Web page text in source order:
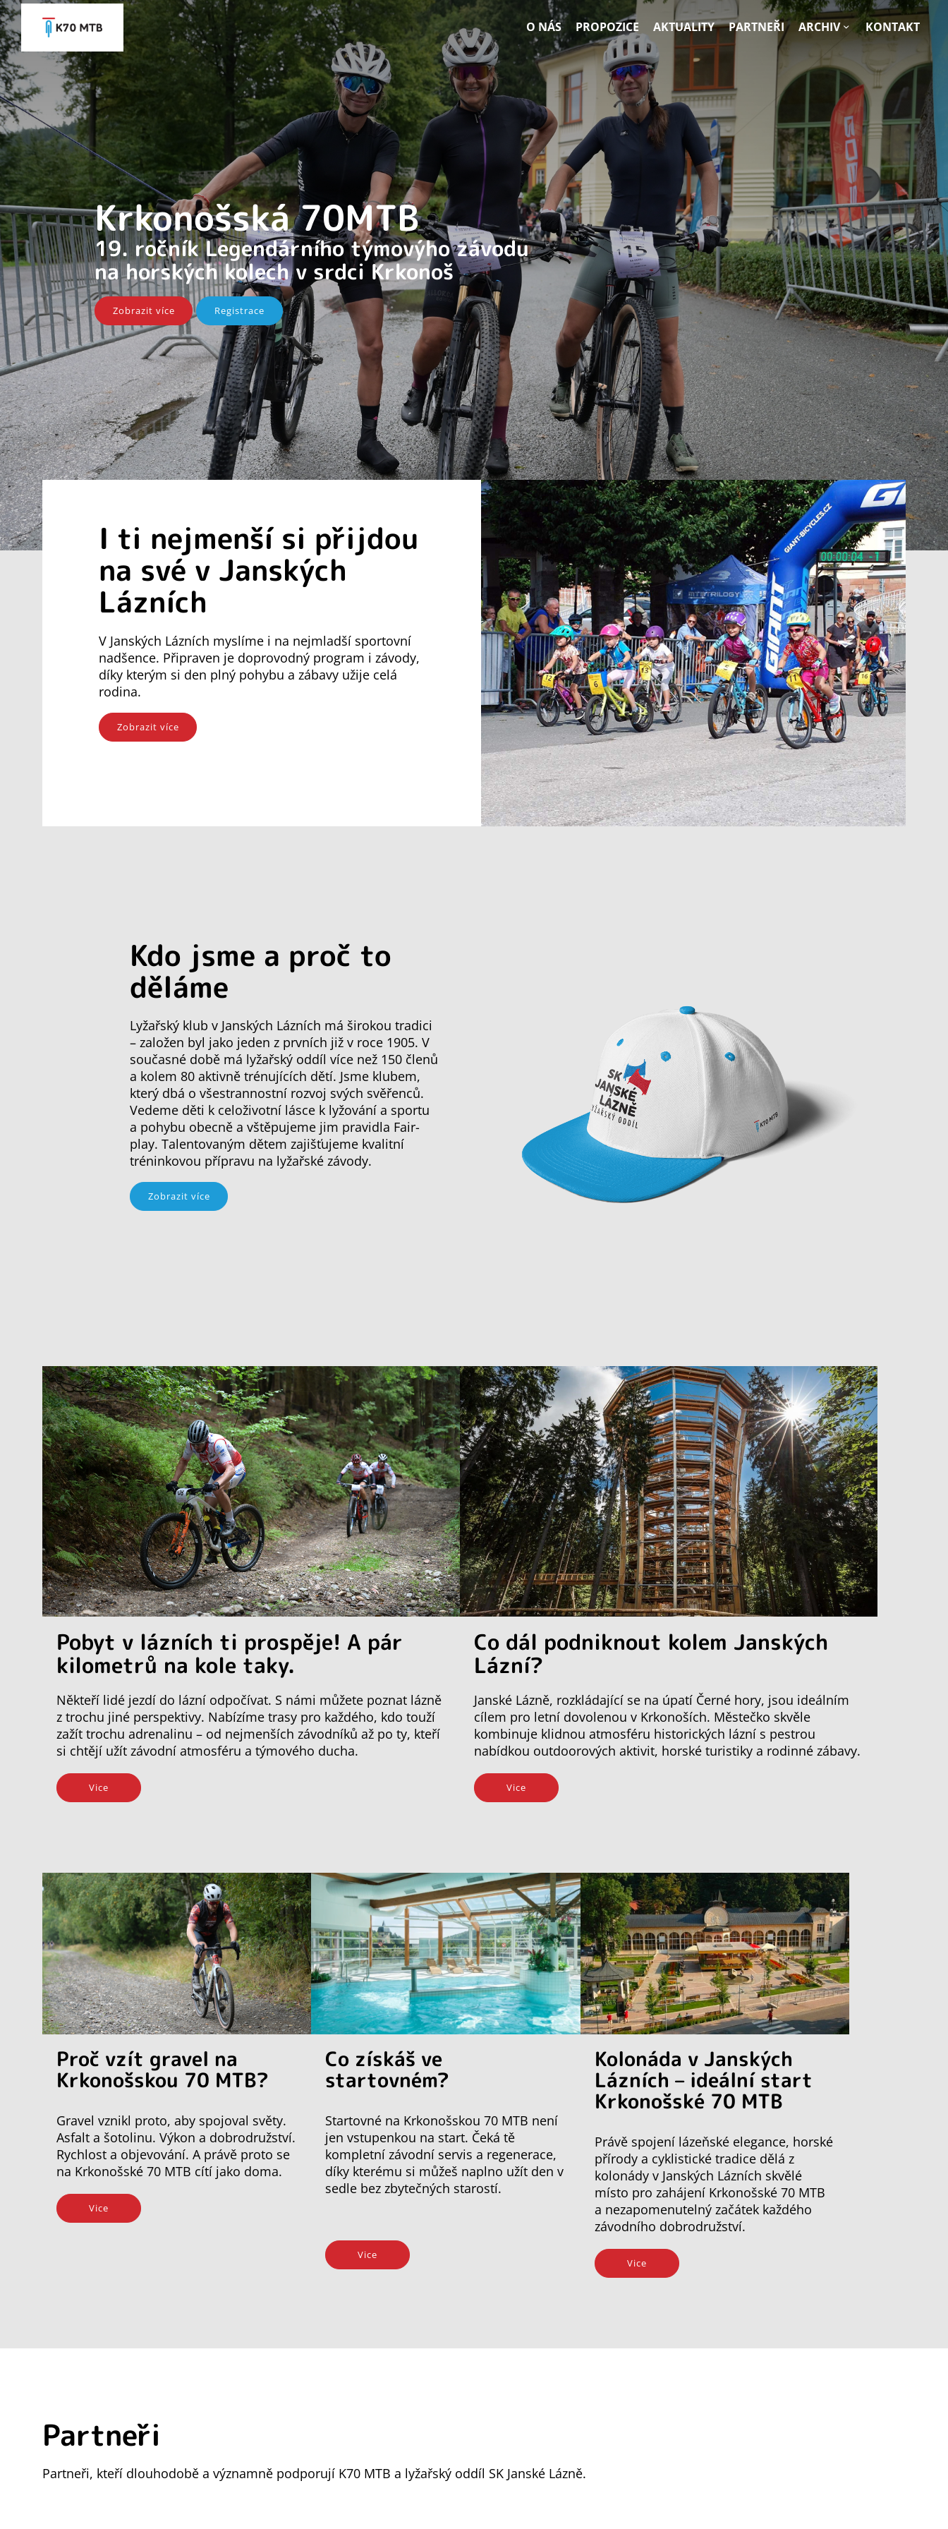
O NÁS PROPOZICE AKTUALITY PARTNEŘI ARCHIV KONTAKT
Krkonošská 70MTB
19. ročník Legendárního týmovýho závodu
na horských kolech v srdci Krkonoš
Zobrazit více Registrace
I ti nejmenší si přijdou
na své v Janských
Lázních
V Janských Lázních myslíme i na nejmladší sportovní
nadšence. Připraven je doprovodný program i závody,
díky kterým si den plný pohybu a zábavy užije celá
rodina.
Zobrazit více
Kdo jsme a proč to
děláme
Lyžařský klub v Janských Lázních má širokou tradici
– založen byl jako jeden z prvních již v roce 1905. V
současné době má lyžařský oddíl více než 150 členů
a kolem 80 aktivně trénujících dětí. Jsme klubem,
který dbá o všestrannostní rozvoj svých svěřenců.
Vedeme děti k celoživotní lásce k lyžování a sportu
a pohybu obecně a vštěpujeme jim pravidla Fair-
play. Talentovaným dětem zajišťujeme kvalitní
tréninkovou přípravu na lyžařské závody.
Zobrazit více
Pobyt v lázních ti prospěje! A pár
kilometrů na kole taky.
Někteří lidé jezdí do lázní odpočívat. S námi můžete poznat lázně
z trochu jiné perspektivy. Nabízíme trasy pro každého, kdo touží
zažít trochu adrenalinu – od nejmenších závodníků až po ty, kteří
si chtějí užít závodní atmosféru a týmového ducha.
Vice
Co dál podniknout kolem Janských
Lázní?
Janské Lázně, rozkládající se na úpatí Černé hory, jsou ideálním
cílem pro letní dovolenou v Krkonoších. Městečko skvěle
kombinuje klidnou atmosféru historických lázní s pestrou
nabídkou outdoorových aktivit, horské turistiky a rodinné zábavy.
Vice
Proč vzít gravel na
Krkonošskou 70 MTB?
Gravel vznikl proto, aby spojoval světy.
Asfalt a šotolinu. Výkon a dobrodružství.
Rychlost a objevování. A právě proto se
na Krkonošské 70 MTB cítí jako doma.
Vice
Co získáš ve
startovném?
Startovné na Krkonošskou 70 MTB není
jen vstupenkou na start. Čeká tě
kompletní závodní servis a regenerace,
díky kterému si můžeš naplno užít den v
sedle bez zbytečných starostí.
Vice
Kolonáda v Janských
Lázních – ideální start
Krkonošské 70 MTB
Právě spojení lázeňské elegance, horské
přírody a cyklistické tradice dělá z
kolonády v Janských Lázních skvělé
místo pro zahájení Krkonošské 70 MTB
a nezapomenutelný začátek každého
závodního dobrodružství.
Vice
Partneři
Partneři, kteří dlouhodobě a významně podporují K70 MTB a lyžařský oddíl SK Janské Lázně.